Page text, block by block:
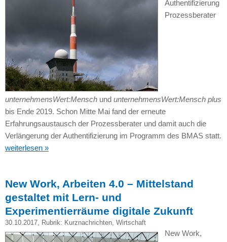
Authentifizierung
Prozessberater
unternehmensWert:Menschund unternehmensWert:Mensch plus
bis Ende 2019. Schon Mitte Mai fand der erneute
Erfahrungsaustausch der Prozessberater und damit auch die
Verlängerung der Authentifizierung im Programm des BMAS statt.
weiterlesen »
New Work, Arbeiten 4.0 – Mittelstand
gestaltet mit Lern- und
Experimentierräume digitale Zukunft
30.10.2017, Rubrik: Kurznachrichten, Wirtschaft
New Work,